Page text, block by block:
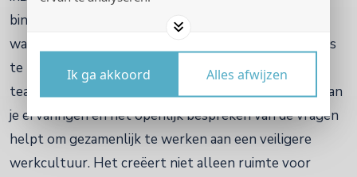
Ik ga akkoord Alles afwijzen
binnen je team. Het kan echter ook ontzettend
waardevol zijn om deze vragen samen met je collega's
te bespreken, bijvoorbeeld tijdens een
teambijeenkomst of een feedbacksessie. Het delen van
je ervaringen en het openlijk bespreken van de vragen
helpt om gezamenlijk te werken aan een veiligere
werkcultuur. Het creëert niet alleen ruimte voor